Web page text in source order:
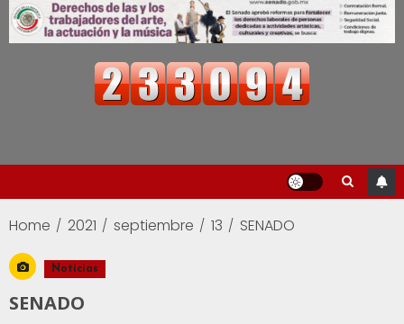
Home 2021 septiembre 13 SENADO
Noticias
SENADO